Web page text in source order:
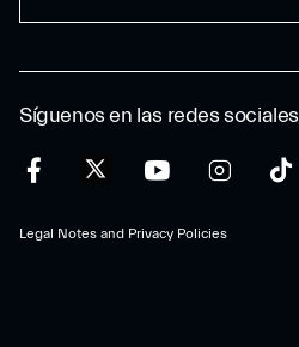
Síguenos en las redes sociales
Legal Notes and Privacy Policies